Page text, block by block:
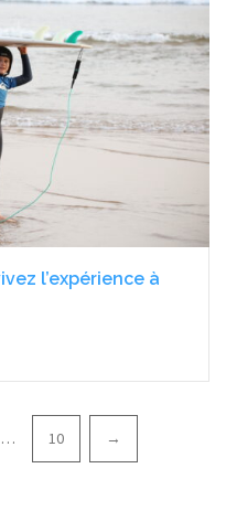
l’expérience à
… 10 →